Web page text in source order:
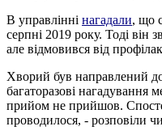
В управлінні нагадали, що
серпні 2019 року. Тоді він
але відмовився від
Хворий був направлений
багаторазові нагадування
прийом не прийшов.
проводилося, - розповіли